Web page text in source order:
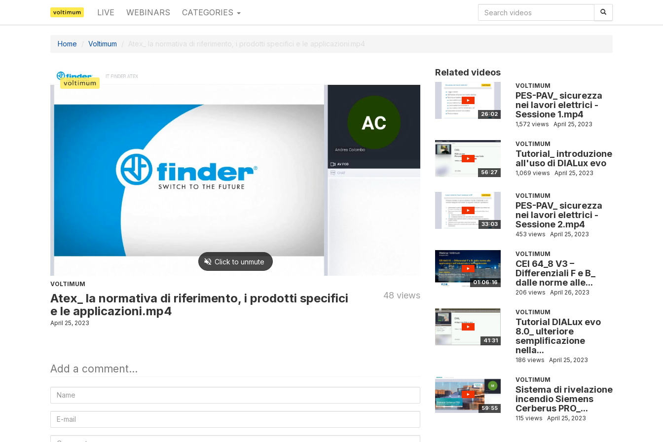
LIVE WEBINARS CATEGORIES
Home Voltimum Atex_ la normativa di riferimento, i prodotti specifici e le applicazioni.mp4
VOLTIMUM
Atex_ la normativa di riferimento, i prodotti specifici
e le applicazioni.mp4
48 views
April 25, 2023
Add a comment...
Name
E-
Comment
Related videos
26:02
VOLTIMUM
PES-PAV_ sicurezza
nei lavori elettrici -
Sessione 1.mp4
1,572 views April 25, 2023
56:27
VOLTIMUM
Tutorial_ introduzione
all'uso di DIALux evo
1,069 views April 25, 2023
33:03
VOLTIMUM
PES-PAV_ sicurezza
nei lavori elettrici -
Sessione 2.mp4
453 views April 25, 2023
01:06:16
VOLTIMUM
CEI 64_8 V3 –
Differenziali F e B_
dalle norme alle...
206 views April 26, 2023
41:31
VOLTIMUM
Tutorial DIALux evo
8.0_ ulteriore
semplificazione
nella...
186 views April 25, 2023
59:55
VOLTIMUM
Sistema di rivelazione
incendio Siemens
Cerberus PRO_...
115 views April 25, 2023